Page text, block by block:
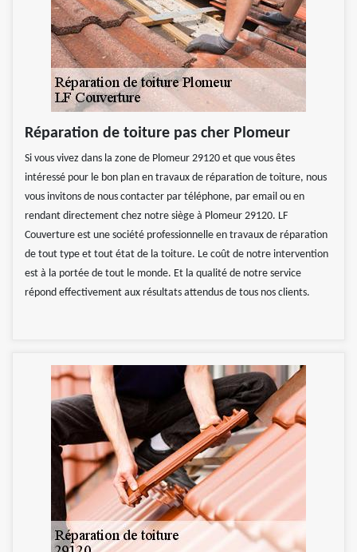
Réparation de toiture pas cher Plomeur
Si vous vivez dans la zone de Plomeur 29120 et que vous êtes
intéressé pour le bon plan en travaux de réparation de toiture, nous
vous invitons de nous contacter par téléphone, par email ou en
rendant directement chez notre siège à Plomeur 29120. LF
Couverture est une société professionnelle en travaux de réparation
de tout type et tout état de la toiture. Le coût de notre intervention
est à la portée de tout le monde. Et la qualité de notre service
répond effectivement aux résultats attendus de tous nos clients.